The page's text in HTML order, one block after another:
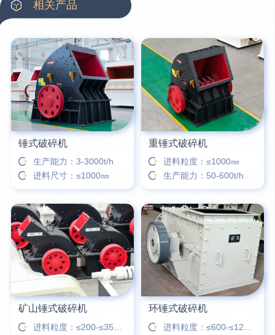
3分钟前 王先生留言：水泥厂熟料能破碎吗？推荐用什么机器？
6分钟前 姚女士留言：这款破碎机一小时产能多大？是用电的还是燃油的？
12分钟前 宋先生留言：50吨左右的制砂机大概什么价位？
16分钟前 柳先生留言：洗石英砂全套设备有哪些？
相关产品
锤式破碎机
生产能力：3-3000t/h
进料尺寸：≤1000㎜
重锤式破碎机
进料粒度：≤1000㎜
生产能力：50-600t/h
矿山锤式破碎机 环锤式破碎机